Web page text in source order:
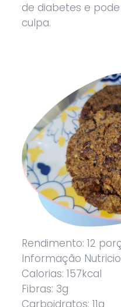
de diabetes e
culpa.
Rendimento: 12
Informação
Calorias: 157kcal
Fibras: 3g
Carboidratos: 11g